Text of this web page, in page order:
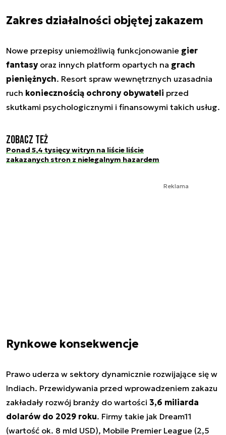
Zakres działalności objętej zakazem
Nowe przepisy uniemożliwią funkcjonowanie gier
fantasyoraz innych platform opartych na grach
pieniężnych. Resort spraw wewnętrznych uzasadnia
ruch koniecznością ochrony obywateli przed
skutkami psychologicznymi i finansowymi takich usług.
Zobacz też
Ponad 5,4 tysięcy witryn na liście liście
zakazanych stron z nielegalnym hazardem
Reklama
Rynkowe konsekwencje
Prawo uderza w sektory dynamicznie rozwijające się w
Indiach. Przewidywania przed wprowadzeniem zakazu
zakładały rozwój branży do wartości 3,6 miliarda
dolarów do 2029 roku. Firmy takie jak Dream11
(wartość ok. 8 mld USD), Mobile Premier League (2,5